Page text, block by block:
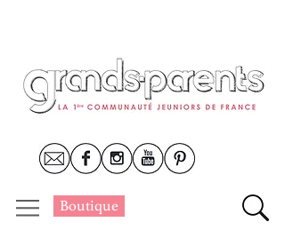
Boutique